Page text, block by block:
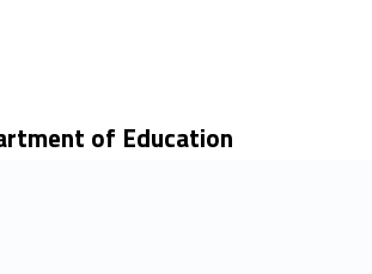
of Education